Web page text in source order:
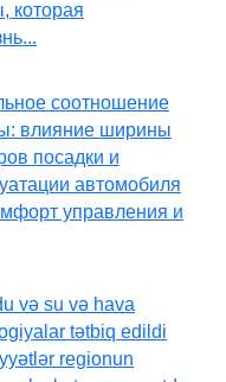
которая
соотношение
влияние ширины
посадки и
автомобиля
управления и
və su və hava
tətbiq edildi
regionun